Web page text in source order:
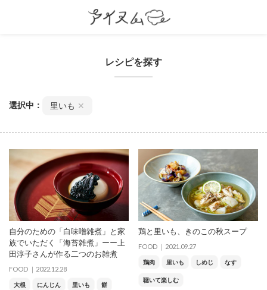
レシピを探す
選択中： 里いも ✕
自分のための「白味噌雑煮」と家
族でいただく「海苔雑煮」ーー上
田淳子さんが作る二つのお雑煮
FOOD 2022.12.28
大根 にんじん 里いも 餅
鶏と里いも、きのこの秋スープ
FOOD 2021.09.27
鶏肉 里いも しめじ なす
聴いて楽しむ